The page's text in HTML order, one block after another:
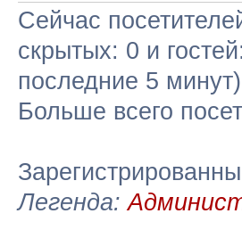
Сейчас
скрытых: 0 и
последние 5 минут)
Больше всего
Легенда: